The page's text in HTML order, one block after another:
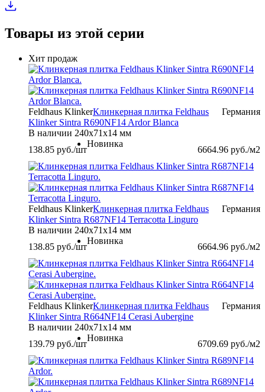
Товары из этой серии
Хит продаж
Feldhaus Klinker Германия
Клинкерная плитка Feldhaus
Klinker Sintra R690NF14 Ardor Blanca
В наличии 240х71х14 мм
138.85 руб./шт 6664.96 руб./м2
Новинка
Feldhaus Klinker Германия
Клинкерная плитка Feldhaus
Klinker Sintra R687NF14 Terracotta Linguro
В наличии 240х71х14 мм
138.85 руб./шт 6664.96 руб./м2
Новинка
Feldhaus Klinker Германия
Клинкерная плитка Feldhaus
Klinker Sintra R664NF14 Cerasi Aubergine
В наличии 240х71х14 мм
139.79 руб./шт 6709.69 руб./м2
Новинка